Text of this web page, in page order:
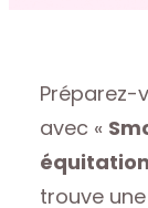
Préparez-
avec «
équitation
trouve